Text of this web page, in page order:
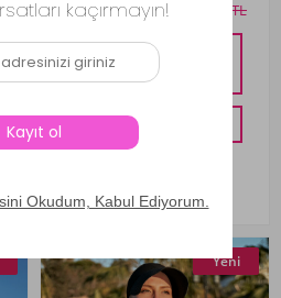
2.799,00 TL
1.899,00 TL
SEPETTE %10 İNDIRIM
1.709,10
1 ALANA 1 BEDAVA
Yeni